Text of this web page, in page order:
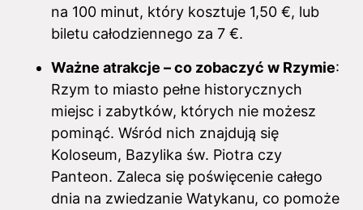
na 100 minut, który kosztuje 1,50 €, lub
biletu całodziennego za 7 €.
Ważne atrakcje – co zobaczyć w Rzymie:
Rzym to miasto pełne historycznych
miejsc i zabytków, których nie możesz
pominąć. Wśród nich znajdują się
Koloseum, Bazylika św. Piotra czy
Panteon. Zaleca się poświęcenie całego
dnia na zwiedzanie Watykanu, co pomoże